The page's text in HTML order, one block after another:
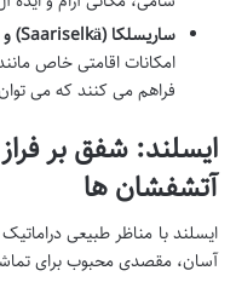
ساریسلکا (Saariselkä) و لوی (Levi):
امکانات اقامتی خاص
فراهم می کنند که می
ایسلند: شفق بر
آتشفشان ها
ایسلند با مناظر طبیعی
آسان، مقصدی محبوب برای